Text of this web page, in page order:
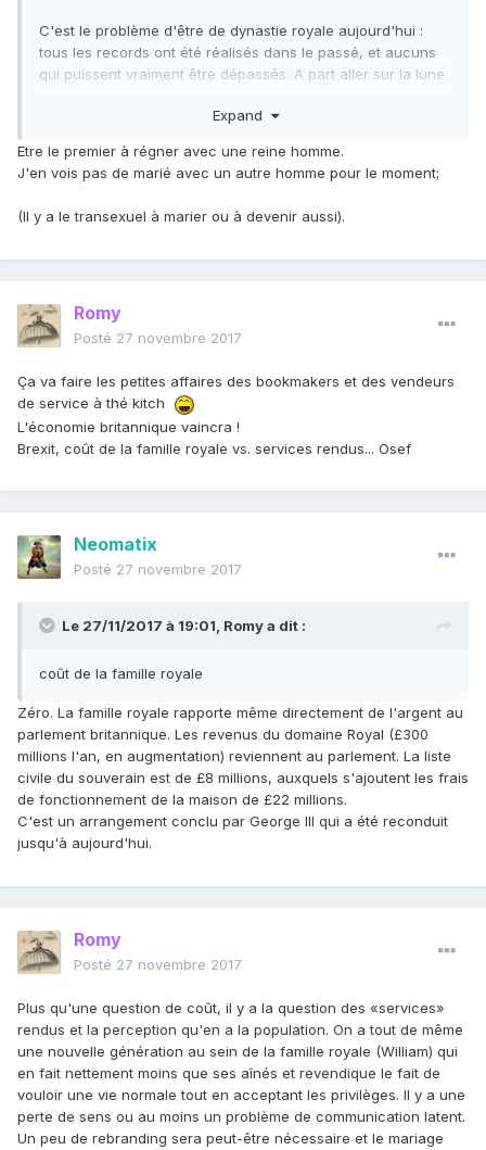
C'est le problème d'être de dynastie royale aujourd'hui :
tous les records ont été réalisés dans le passé, et aucuns
qui puissent vraiment être dépassés. A part aller sur la lune
laisser leur nom dans l'Histoire ? Rien, une vie de médiocrité
Expand
Etre le premier à régner avec une reine homme.
J'en vois pas de marié avec un autre homme pour le moment;
(Il y a le transexuel à marier ou à devenir aussi).
Romy
Posté 27 novembre 2017
Ça va faire les petites affaires des bookmakers et des vendeurs
de service à thé kitch
L'économie britannique vaincra !
Brexit, coût de la famille royale vs. services rendus... Osef
Neomatix
Posté 27 novembre 2017
Le 27/11/2017 à 19:01, Romya dit :
coût de la famille royale
Zéro. La famille royale rapporte même directement de l'argent au
parlement britannique. Les revenus du domaine Royal (£300
millions l'an, en augmentation) reviennent au parlement. La liste
civile du souverain est de £8 millions, auxquels s'ajoutent les frais
de fonctionnement de la maison de £22 millions.
C'est un arrangement conclu par George III qui a été reconduit
jusqu'à aujourd'hui.
Romy
Posté 27 novembre 2017
Plus qu'une question de coût, il y a la question des «services»
rendus et la perception qu'en a la population. On a tout de même
une nouvelle génération au sein de la famille royale (William) qui
en fait nettement moins que ses aînés et revendique le fait de
vouloir une vie normale tout en acceptant les privilèges. Il y a une
perte de sens ou au moins un problème de communication latent.
Un peu de rebranding sera peut-être nécessaire et le mariage